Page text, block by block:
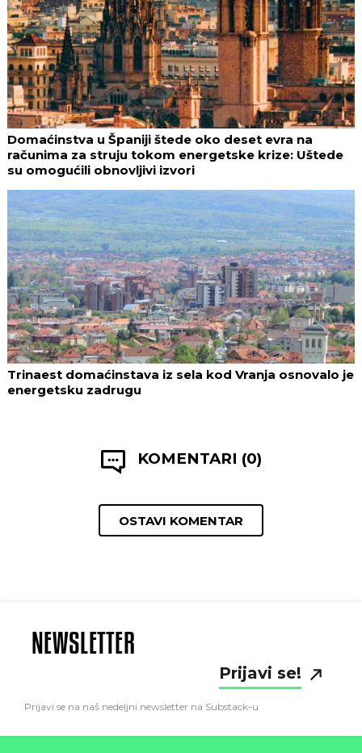
Domaćinstva u Španiji štede oko deset evra na
računima za struju tokom energetske krize: Uštede
su omogućili obnovljivi izvori
Trinaest domaćinstava iz sela kod Vranja osnovalo je
energetsku zadrugu
KOMENTARI (0)
OSTAVI KOMENTAR
NEWSLETTER
Prijavi se!
Prijavi se na naš nedeljni newsletter na Substack-u